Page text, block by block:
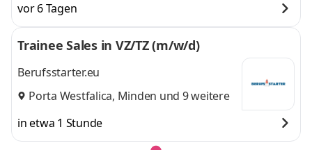
vor 6 Tagen
Trainee Sales in VZ/TZ (m/w/d)
Berufsstarter.eu
Porta Westfalica, Minden und 9 weitere
in etwa 1 Stunde